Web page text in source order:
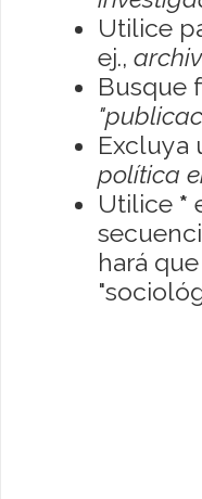
Utilice
ej.,
Busque
Excluya
política
Utilice *
hará